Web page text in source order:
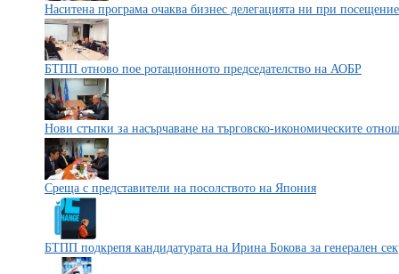
Наситена програма очаква бизнес делегацията ни при
БТПП отново пое ротационното председателство на АОБР
Нови стъпки за насърчаване на търговско-икономическите
Среща с представители на посолството на Япония
БТПП подкрепя кандидатурата на Ирина Бокова за генерален